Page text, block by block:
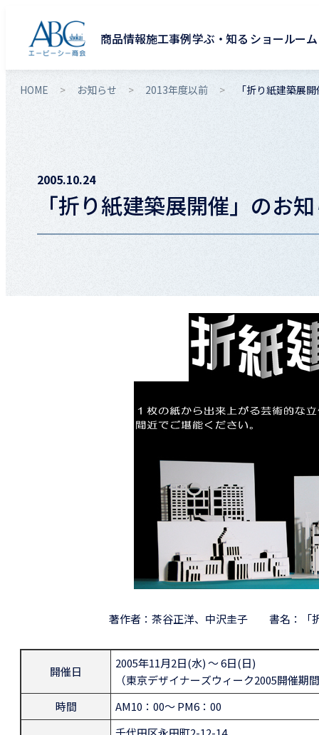
商品情報施工事例学ぶ・知る ショールーム
HOME お知らせ 2013年度以前 「折り紙建築展
2005.10.24
「折り紙建築展開催」のお
著作者：茶谷正洋、中沢圭子 書名：
開催日
2005年11月2日(水) ～ 6日(日)
（東京デザイナーズウィーク2005開催期
時間
AM10：00～ PM6：00